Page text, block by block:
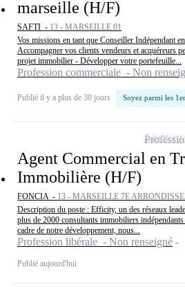
marseille (H/F)
SAFTI - 13 - MARSEILLE 01
Vos missions en tant que Conseiller Indépendant
Accompagner vos clients vendeurs et acquéreurs
projet immobilier - Développer votre portefeuille...
Profession commerciale - Non
Publié il y a plus de 30 jours Soyez parmi les
Agent Commercial en
Immobilière (H/F)
FONCIA - 13 - MARSEILLE 7E
Description du poste : Efficity, un des réseaux
plus de 2000 consultants immobiliers
cadre de notre développement, nous...
Profession libérale - Non renseigné
Publié aujourd'hui
Ajouter